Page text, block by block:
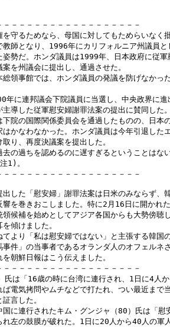
－－－－－－－－－－－－－
守るためなら、母国に対してもためらいなく
教師となり、1996年にカリフォルニア州議員
姿勢だ。ホンダ議員は1999年、日本政府に従
を州議会に提出し、通過させた。
領事館では、ホンダ議員の発議を防げなかっ
に連邦議会下院議員に当選し、中央政界に進
主導した従軍慰安婦謝罪法案の提出に賛同した
院の国際関係委員会を通過したものの、日本
はかなわなかった。ホンダ議員は今年引退した
り、再度決議案を提出した。
の過ちを認めるのに遅すぎるということはな
1)。
－－－－－－－－－－－－－
た「慰安婦」謝罪法案は日米のみならず、
響を巻きおこしました。特に2月16日に開かれ
領候補を始めとしてアジア各国からも大勢傍聴
傾けました。
より「私は慰安婦ではない」と主張する韓国
事件」の当事者であるオランダ人のオフェル
朝鮮日報はこう伝えました。
－－－－－－－－－－－－－
は「16歳の時に台湾に連行され、1日に4人
ば電気拷問やムチなどで打たれ、つい最近まで
言した。
に連行されたキム・グンジャ（80）氏は「慰
れ左の鼓膜が破れた。1日に20人から40人の軍